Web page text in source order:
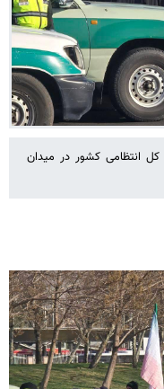
کل انتظامی کشور در میدان